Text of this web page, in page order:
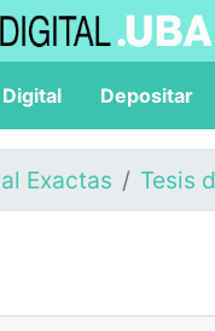
Depositar
Exactas Tesis